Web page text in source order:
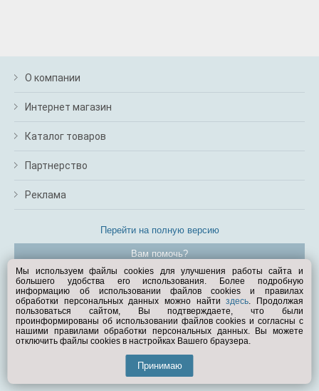
О компании
Интернет магазин
Каталог товаров
Партнерство
Реклама
Перейти на полную версию
Вам помочь?
© Exist.ru 1998—2026
Мы используем файлы cookies для улучшения работы сайта и
большего удобства его использования. Более подробную
информацию об использовании файлов cookies и правилах
обработки персональных данных можно найтиздесь. Продолжая
пользоваться сайтом, Вы подтверждаете, что были
проинформированы об использовании файлов cookies и согласны с
нашими правилами обработки персональных данных. Вы можете
отключить файлы cookies в настройках Вашего браузера.
Принимаю